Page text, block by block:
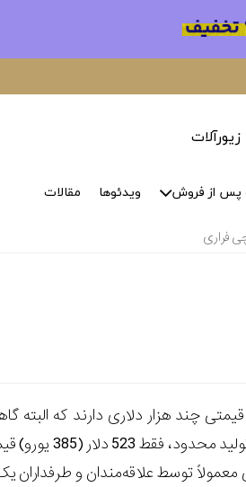
زیورآلات
پس از فروش ویدئوها مقالات
فراری
توسط علاقه‌مندان و طرفداران